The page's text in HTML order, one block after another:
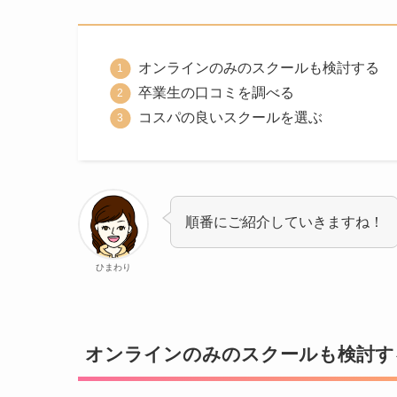
オンラインのみのスクールも検討する
卒業生の口コミを調べる
コスパの良いスクールを選ぶ
ひまわり
順番にご紹介していきますね！
オンラインのみのスクールも検討